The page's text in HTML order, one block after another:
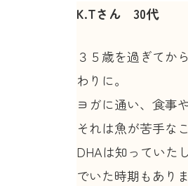
K.Tさん 30代
３５歳を過ぎてか
わりに。
ヨガに通い、食事
それは魚が苦手なこ
DHAは知っていた
でいた時期もあり